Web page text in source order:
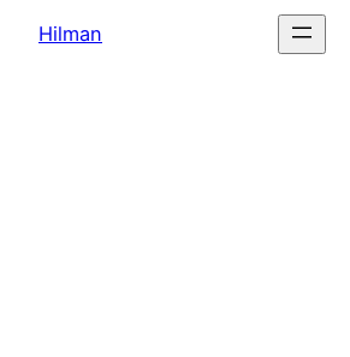
Hilman